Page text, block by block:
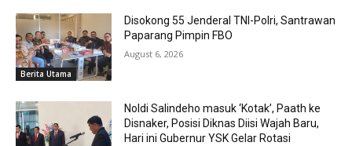
Berita Utama
Disokong 55 Jenderal TNI-Polri, Santrawan
Paparang Pimpin FBO
August 6, 2026
Noldi Salindeho masuk ‘Kotak’, Paath ke
Disnaker, Posisi Diknas Diisi Wajah Baru,
Hari ini Gubernur YSK Gelar Rotasi